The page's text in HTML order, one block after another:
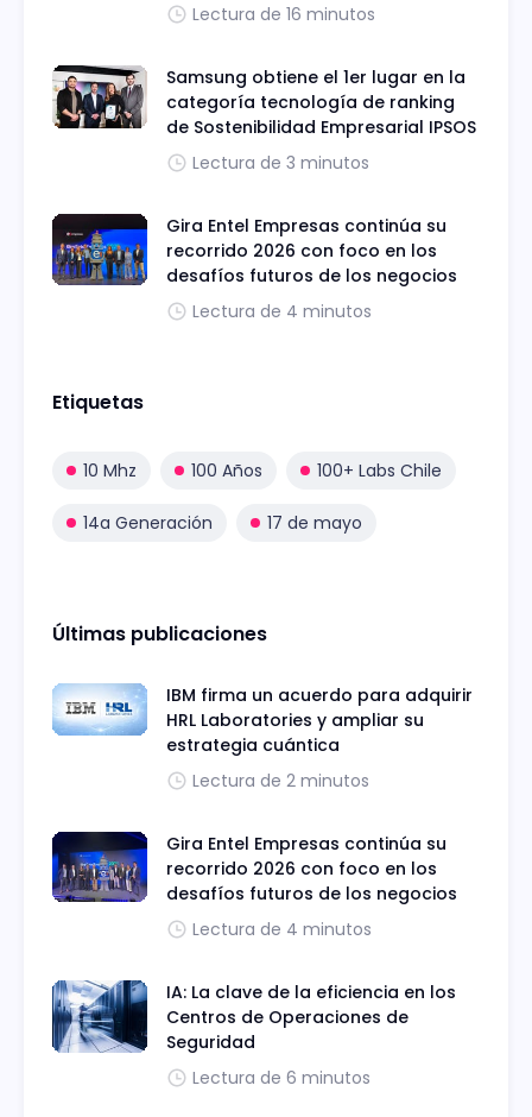
Lectura de 16 minutos
Samsung obtiene el 1er lugar en la
categoría tecnología de ranking
de Sostenibilidad Empresarial IPSOS
Lectura de 3 minutos
Gira Entel Empresas continúa su
recorrido 2026 con foco en los
desafíos futuros de los negocios
Lectura de 4 minutos
Etiquetas
10 Mhz 100 Años 100+ Labs Chile
14a Generación 17 de mayo
Últimas publicaciones
IBM firma un acuerdo para adquirir
HRL Laboratories y ampliar su
estrategia cuántica
Lectura de 2 minutos
Gira Entel Empresas continúa su
recorrido 2026 con foco en los
desafíos futuros de los negocios
Lectura de 4 minutos
IA: La clave de la eficiencia en los
Centros de Operaciones de
Seguridad
Lectura de 6 minutos